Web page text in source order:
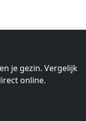
je gezin. Vergelijk
online.